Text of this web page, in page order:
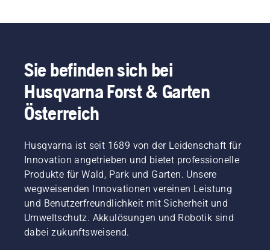
Sie befinden sich bei
Husqvarna Forst & Garten
Österreich
Husqvarna ist seit 1689 von der Leidenschaft für
Innovation angetrieben und bietet professionelle
Produkte für Wald, Park und Garten. Unsere
wegweisenden Innovationen vereinen Leistung
und Benutzerfreundlichkeit mit Sicherheit und
Umweltschutz. Akkulösungen und Robotik sind
dabei zukunftsweisend.